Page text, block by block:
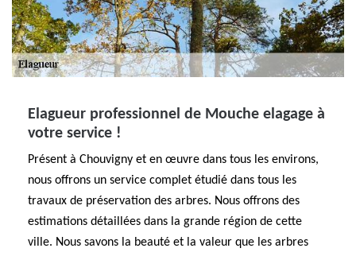
Elagueur professionnel de Mouche elagage à
votre service !
Présent à Chouvigny et en œuvre dans tous les environs,
nous offrons un service complet étudié dans tous les
travaux de préservation des arbres. Nous offrons des
estimations détaillées dans la grande région de cette
ville. Nous savons la beauté et la valeur que les arbres